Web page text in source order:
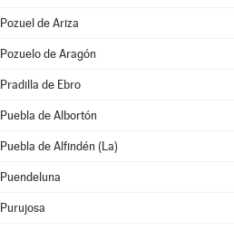
Pozuel de Ariza
Pozuelo de Aragón
Pradilla de Ebro
Puebla de Albortón
Puebla de Alfindén (La)
Puendeluna
Purujosa